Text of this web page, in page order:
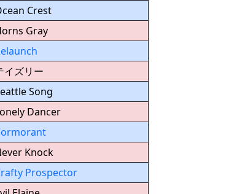
Crest
Gray
イズリー
Song
Dancer
Knock
Prospector